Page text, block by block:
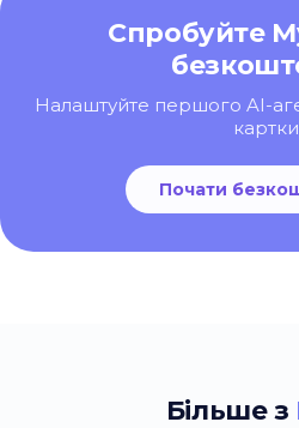
Спробуйте
Налаштуйте першого AI-
Почати
Більше з